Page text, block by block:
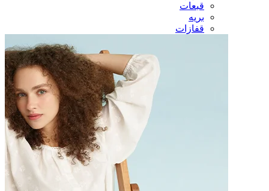
قبعات
بريه
قفازات